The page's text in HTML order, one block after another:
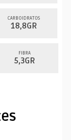
CARBOIDRATOS
18,8GR
FIBRA
5,3GR